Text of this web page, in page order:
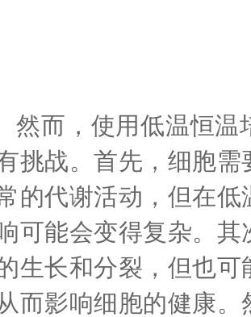
而，使用低温恒温
挑战。首先，细胞
的代谢活动，但在
可能会变得复杂。
生长和分裂，但也
而影响细胞的健康